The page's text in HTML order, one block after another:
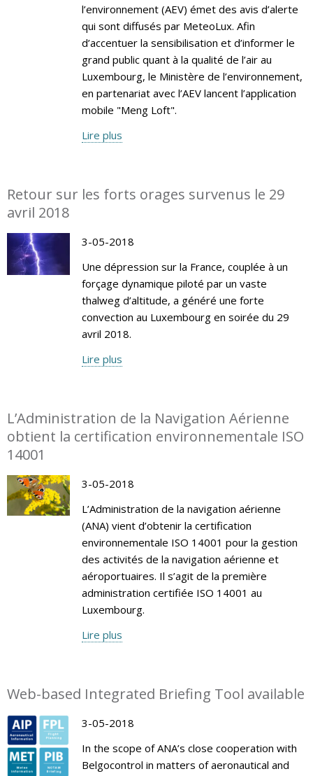
l’environnement (AEV) émet des avis d’alerte
qui sont diffusés par MeteoLux. Afin
d’accentuer la sensibilisation et d’informer le
grand public quant à la qualité de l’air au
Luxembourg, le Ministère de l’environnement,
en partenariat avec l’AEV lancent l’application
mobile "Meng Loft".
Lire plus
Retour sur les forts orages survenus le 29
avril 2018
3-05-2018
Une dépression sur la France, couplée à un
forçage dynamique piloté par un vaste
thalweg d’altitude, a généré une forte
convection au Luxembourg en soirée du 29
avril 2018.
Lire plus
L’Administration de la Navigation Aérienne
obtient la certification environnementale ISO
14001
3-05-2018
L’Administration de la navigation aérienne
(ANA) vient d’obtenir la certification
environnementale ISO 14001 pour la gestion
des activités de la navigation aérienne et
aéroportuaires. Il s’agit de la première
administration certifiée ISO 14001 au
Luxembourg.
Lire plus
Web-based Integrated Briefing Tool available
3-05-2018
In the scope of ANA’s close cooperation with
Belgocontrol in matters of aeronautical and